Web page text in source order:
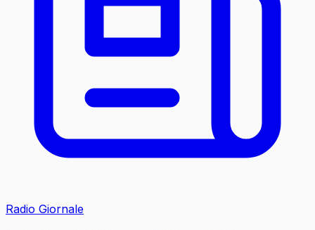
Radio Giornale